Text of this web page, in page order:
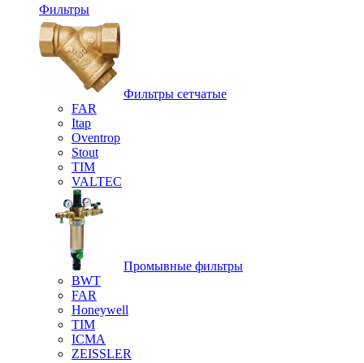
Фильтры
Фильтры сетчатые
FAR
Itap
Oventrop
Stout
TIM
VALTEC
Промывные фильтры
BWT
FAR
Honeywell
TIM
ICMA
ZEISSLER